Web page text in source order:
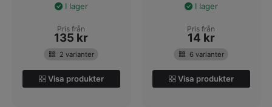
I lager
Pris från
135 kr
2 varianter
Visa produkter
I lager
Pris från
14 kr
6 varianter
Visa produkter